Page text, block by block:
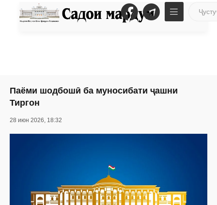
Паёми шодбошӣ ба муносибати ҷашни
Тиргон
28 июн 2026, 18:32